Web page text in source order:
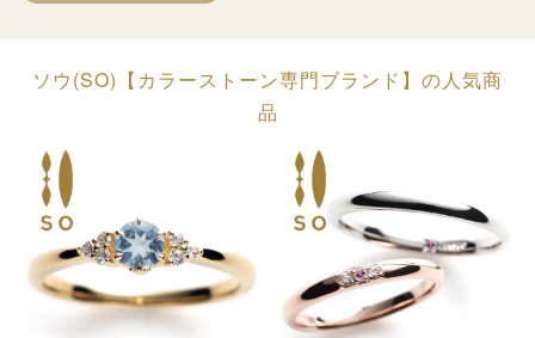
ソウ(SO)【カラーストーン専門ブランド】の人気商
品